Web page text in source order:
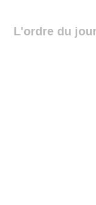
L'ordre du